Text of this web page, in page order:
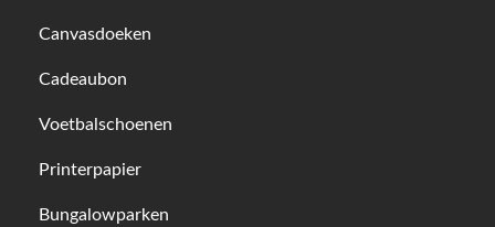
Canvasdoeken
Cadeaubon
Voetbalschoenen
Printerpapier
Bungalowparken